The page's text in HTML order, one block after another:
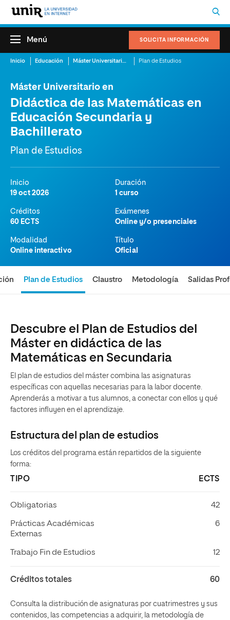
SOLICITA INFORMACIÓN
Menú
Inicio Educación Máster Universitario en Didáctica de las Matemáticas en Educación Secundaria y Bachillerato Plan de Estudios
Máster Universitario en
Didáctica de las Matemáticas en
Educación Secundaria y
Bachillerato
Plan de Estudios
Inicio
19 oct 2026
Duración
1 curso
Créditos
60 ECTS
Exámenes
Online y/o presenciales
Modalidad
Online interactivo
Título
Oficial
Plan de Estudios Claustro Metodología Salidas
Descubre el Plan de Estudios del
Máster en didáctica de las
Matemáticas en Secundaria
El plan de estudios del máster combina las asignaturas
específicas con aquellas necesarias para la labor docente.
Aprenderás a motivar a tus alumnos, a conectar con ellos y qué
factores influyen en el aprendizaje.
Estructura del plan de estudios
Los créditos del programa están repartidos de la siguiente
forma:
TIPO ECTS
Obligatorias 42
Prácticas Académicas
Externas
6
Trabajo Fin de Estudios 12
Créditos totales 60
Consulta la distribución de asignaturas por cuatrimestres y sus
contenidos, las competencias a adquirir, la metodología de